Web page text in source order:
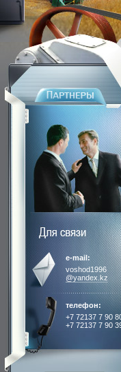
e-mail:
voshod1996
@yandex.kz
телефон:
+7 72137 7 90
+7 72137 7 90